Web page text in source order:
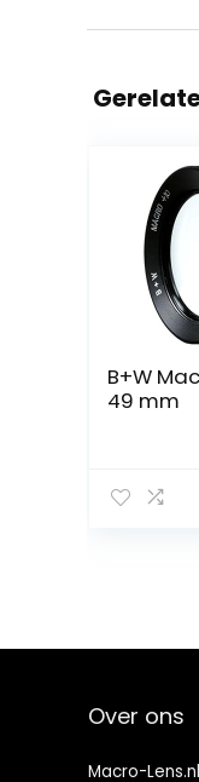
B+W
49 mm
Over ons
Macro-